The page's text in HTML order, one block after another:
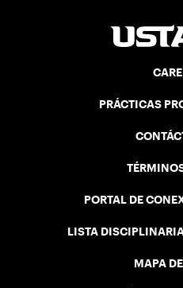
PRÁCTICAS
PORTAL DE
LISTA
MAPA